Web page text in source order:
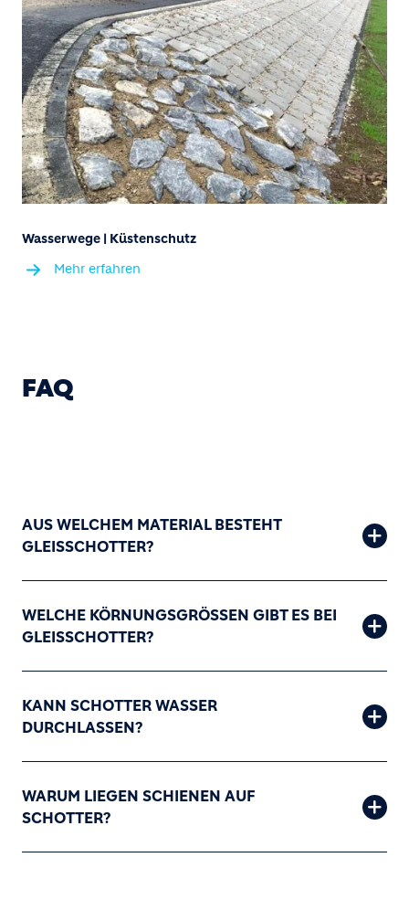
Wasserwege | Küstenschutz
Mehr erfahren
FAQ
AUS WELCHEM MATERIAL BESTEHT
GLEISSCHOTTER?
WELCHE KÖRNUNGSGRÖSSEN GIBT ES BEI G
LEISSCHOTTER?
KANN SCHOTTER WASSER
DURCHLASSEN?
WARUM LIEGEN SCHIENEN AUF
SCHOTTER?